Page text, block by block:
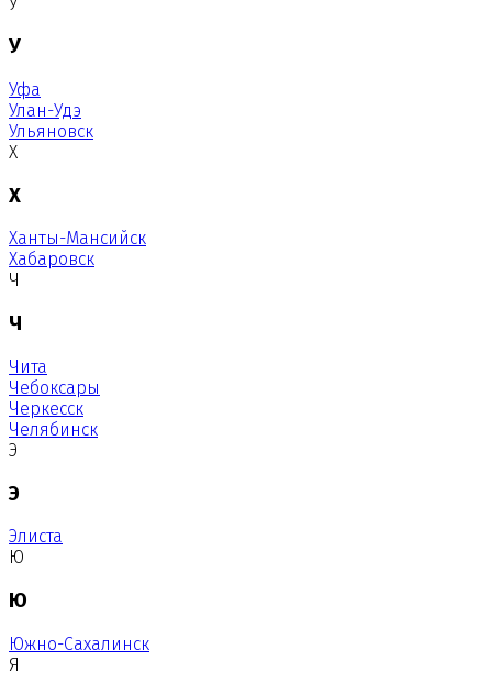
У
Уфа
Улан-Удэ
Ульяновск
Х
Х
Ханты-Мансийск
Хабаровск
Ч
Ч
Чита
Чебоксары
Черкесск
Челябинск
Э
Э
Элиста
Ю
Ю
Южно-Сахалинск
Я